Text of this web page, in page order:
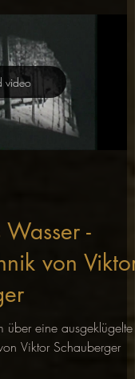
video
Wasser -
von Viktor
über eine ausgeklügelte
Viktor Schauberger